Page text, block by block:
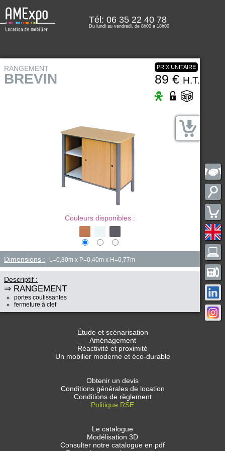
Tél: 06 35 22 40 78
Du lundi au vendredi, de 8h00 à 18h00
RANGEMENT
BREVIN
PRIX UNITAIRE
89 € H.T.
Couleurs disponibles :
Dimensions : L=0,80m x P=0,40m x H=0,77m
Descriptif :
⇒ RANGEMENT
portes coulissantes
fermeture à clef
Étude et scénarisation
Aménagement
Réactivité et proximité
Un mobilier moderne et éco-durable
Obtenir un devis
Conditions générales de location
Conditions de règlement
Politique RSE
Le catalogue
Modélisation 3D
Consulter notre catalogue en pdf